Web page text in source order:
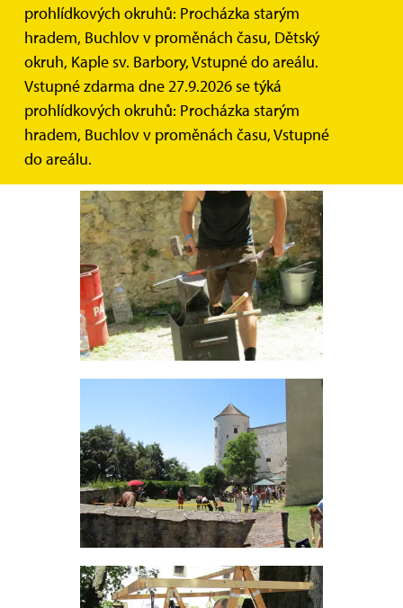
prohlídkových okruhů: Procházka starým
hradem, Buchlov v proměnách času, Dětský
okruh, Kaple sv. Barbory, Vstupné do areálu.
Vstupné zdarma dne 27.9.2026 se týká
prohlídkových okruhů: Procházka starým
hradem, Buchlov v proměnách času, Vstupné
do areálu.